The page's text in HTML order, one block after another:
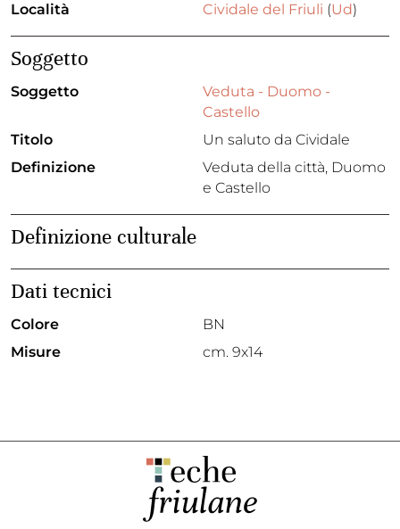
Località
Cividale del Friuli (Ud)
Soggetto
Soggetto
Veduta - Duomo -
Castello
Titolo
Un saluto da Cividale
Definizione
Veduta della città, Duomo
e Castello
Definizione culturale
Dati tecnici
Colore
BN
Misure
cm. 9x14